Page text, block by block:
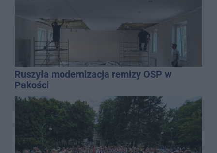
Ruszyła modernizacja remizy OSP w
Pakości